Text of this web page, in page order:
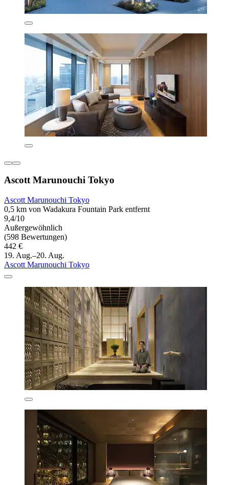
Ascott Marunouchi Tokyo
Ascott Marunouchi Tokyo
0,5 km von Wadakura Fountain Park entfernt
9,4/10
Außergewöhnlich
(598 Bewertungen)
442 €
19. Aug.–20. Aug.
Ascott Marunouchi Tokyo